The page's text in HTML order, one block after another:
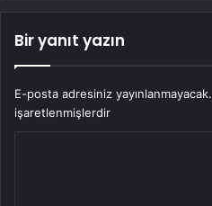
Bir yanıt yazın
E-posta adresiniz yayınlanmayacak.
işaretlenmişlerdir